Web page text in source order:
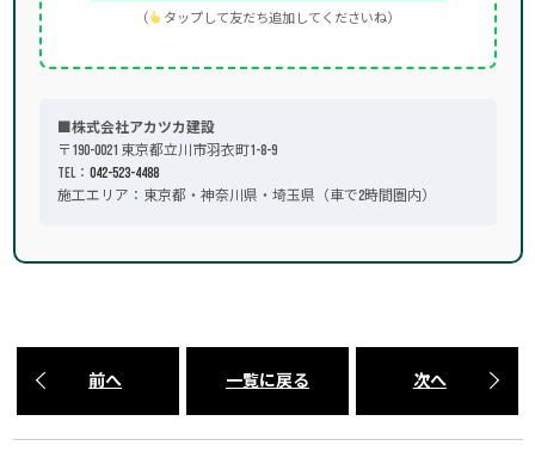
（ タップして友だち追加してくださいね）
■株式会社アカツカ建設
〒190-0021 東京都立川市羽衣町1-8-9
TEL： 042-523-4488
施工エリア：東京都・神奈川県・埼玉県（車で2時間圏内）
前へ 一覧に戻る 次へ